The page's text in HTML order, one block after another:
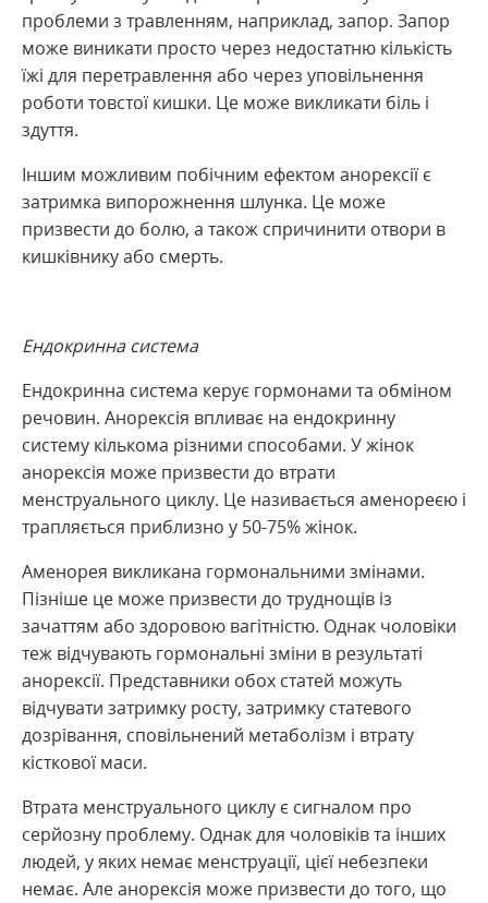
проблеми з травленням, наприклад, запор. Запор
може виникати просто через недостатню кількість
їжі для перетравлення або через уповільнення
роботи товстої кишки. Це може викликати біль і
здуття.
Іншим можливим побічним ефектом анорексії є
затримка випорожнення шлунка. Це може
призвести до болю, а також спричинити отвори в
кишківнику або смерть.
Ендокринна система
Ендокринна система керує гормонами та обміном
речовин. Анорексія впливає на ендокринну
систему кількома різними способами. У жінок
анорексія може призвести до втрати
менструального циклу. Це називається аменореєю і
трапляється приблизно у 50-75% жінок.
Аменорея викликана гормональними змінами.
Пізніше це може призвести до труднощів із
зачаттям або здоровою вагітністю. Однак чоловіки
теж відчувають гормональні зміни в результаті
анорексії. Представники обох статей можуть
відчувати затримку росту, затримку статевого
дозрівання, сповільнений метаболізм і втрату
кісткової маси.
Втрата менструального циклу є сигналом про
серйозну проблему. Однак для чоловіків та інших
людей, у яких немає менструації, цієї небезпеки
немає. Але анорексія може призвести до того, що